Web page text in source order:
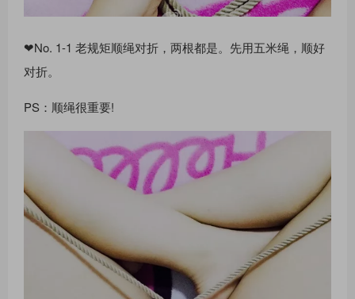
❤No. 1-1 ⽼规矩顺绳对折，两根都是。先⽤五⽶绳，顺好
对折。
PS：顺绳很重要!